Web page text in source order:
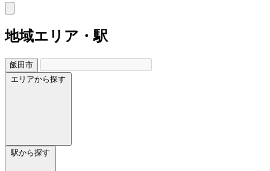
地域エリア・駅
飯田市
エリアから探す
駅から探す